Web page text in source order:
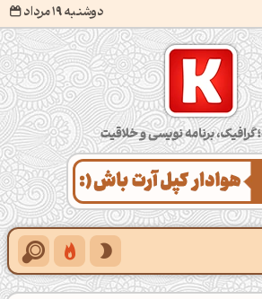
دوشنبه 19 مرداد
کپل‌آرت؛ گرافیک، برنامه‌نویسی و خلاقیت